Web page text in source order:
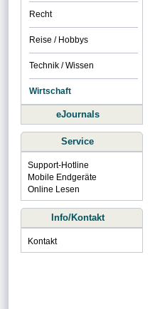
Recht
Reise / Hobbys
Technik / Wissen
Wirtschaft
eJournals
Service
Support-Hotline
Mobile Endgeräte
Online Lesen
Info/Kontakt
Kontakt